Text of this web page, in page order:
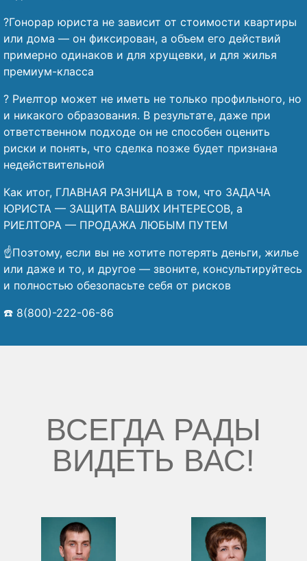
?Гонорар юриста не зависит от стоимости квартиры
или дома — он фиксирован, а объем его действий
примерно одинаков и для хрущевки, и для жилья
премиум-класса
? Риелтор может не иметь не только профильного, но
и никакого образования. В результате, даже при
ответственном подходе он не способен оценить
риски и понять, что сделка позже будет признана
недействительной
Как итог, ГЛАВНАЯ РАЗНИЦА в том, что ЗАДАЧА
ЮРИСТА — ЗАЩИТА ВАШИХ ИНТЕРЕСОВ, а
РИЕЛТОРА — ПРОДАЖА ЛЮБЫМ ПУТЕМ
☝️Поэтому, если вы не хотите потерять деньги, жилье
или даже и то, и другое — звоните, консультируйтесь
и полностью обезопасьте себя от рисков
☎️ 8(800)-222-06-86
ВСЕГДА РАДЫ
ВИДЕТЬ ВАС!